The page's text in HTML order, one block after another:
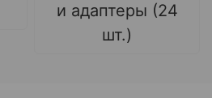
и адаптеры (24
шт.)